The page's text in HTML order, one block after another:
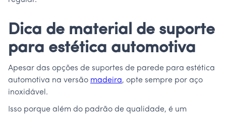
Dica de material de suporte
para estética automotiva
Apesar das opções de suportes de parede para estética
automotiva na versão madeira, opte sempre por aço
inoxidável.
Isso porque além do padrão de qualidade, é um